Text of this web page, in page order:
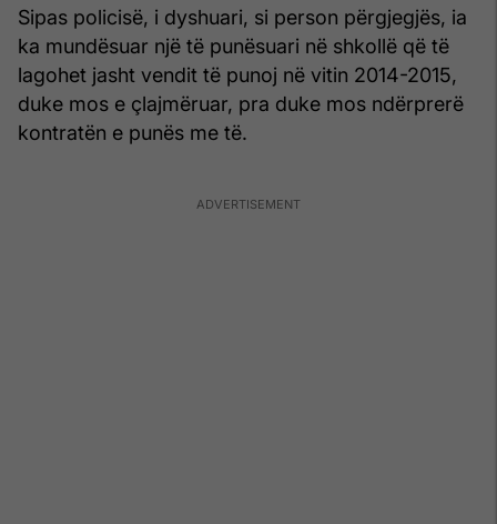
Sipas policisë, i dyshuari, si person përgjegjës, ia
ka mundësuar një të punësuari në shkollë që të
lagohet jasht vendit të punoj në vitin 2014-2015,
duke mos e çlajmëruar, pra duke mos ndërprerë
kontratën e punës me të.